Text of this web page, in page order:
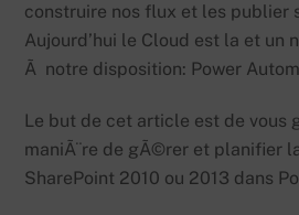
construire nos flux et les publier
Aujourd’hui le Cloud est la et un
Ã notre disposition: Power
Le but de cet article est de vous
maniÃ¨re de gÃ©rer et planifier
SharePoint 2010 ou 2013 dans